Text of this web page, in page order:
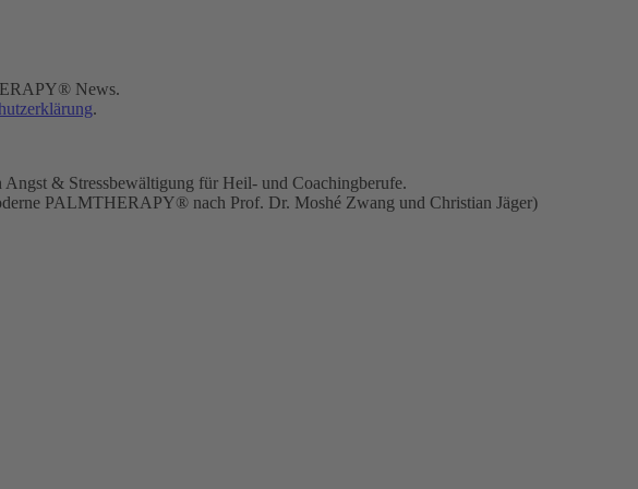
News.
.
& Stressbewältigung für Heil- und Coachingberufe.
PALMTHERAPY® nach Prof. Dr. Moshé Zwang und Christian Jäger)